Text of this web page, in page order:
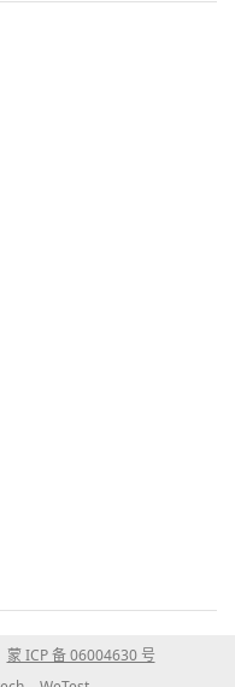
蒙 ICP 备 06004630 号